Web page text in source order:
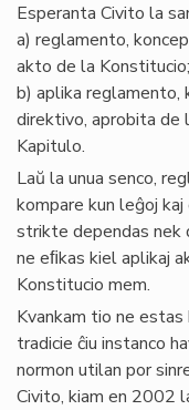
Esperanta Civito la
a) reglamento,
akto de la Konstitucio;
b) aplika
direktivo, aprobita de
Kapitulo.
Laŭ la unua senco,
kompare kun leĝoj
strikte dependas nek
ne eﬁkas kiel aplikaj
Konstitucio mem.
Kvankam tio ne
tradicie ĉiu instanco
normon utilan por
Civito, kiam en 2002